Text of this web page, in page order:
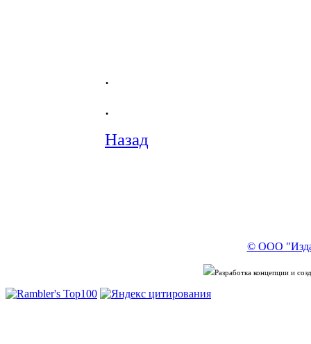
.
.
Назад
© ООО
Разработка концепции и